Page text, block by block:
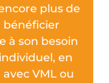
plus de
bénéficier
à son besoin
en
VML ou